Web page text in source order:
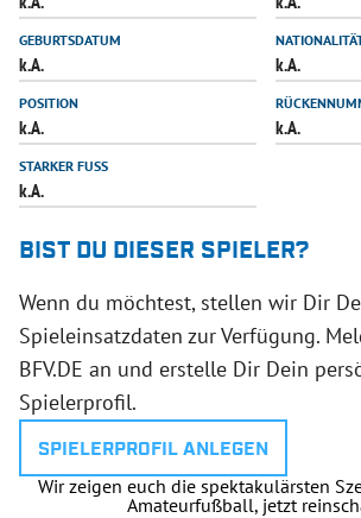
GEBURTSDATUM
k.A. k.A.
POSITION
k.A. k.A.
STARKER FUSS
k.A.
BIST DU DIESER SPIELER?
Wenn du möchtest, stellen wir Dir
Spieleinsatzdaten zur Verfügung.
BFV.DE an und erstelle Dir Dein
Spielerprofil.
SPIELERPROFIL ANLEGEN
Wir zeigen euch die spektakulärsten
Amateurfußball, jetzt